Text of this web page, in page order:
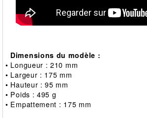
Dimensions du modèle :
• Longueur : 210 mm
• Largeur : 175 mm
• Hauteur : 95 mm
• Poids : 495 g
• Empattement : 175 mm